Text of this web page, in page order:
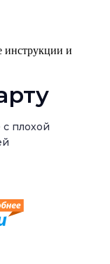
инструкции и
плохой